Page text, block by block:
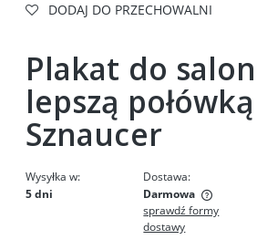
DODAJ DO PRZECHOWALNI
Plakat do
lepszą
Sznaucer
Wysyłka w:
5 dni
Dostawa:
Darmowa
Cena nie zawiera ewentualnych
sprawdź formy
dostawy